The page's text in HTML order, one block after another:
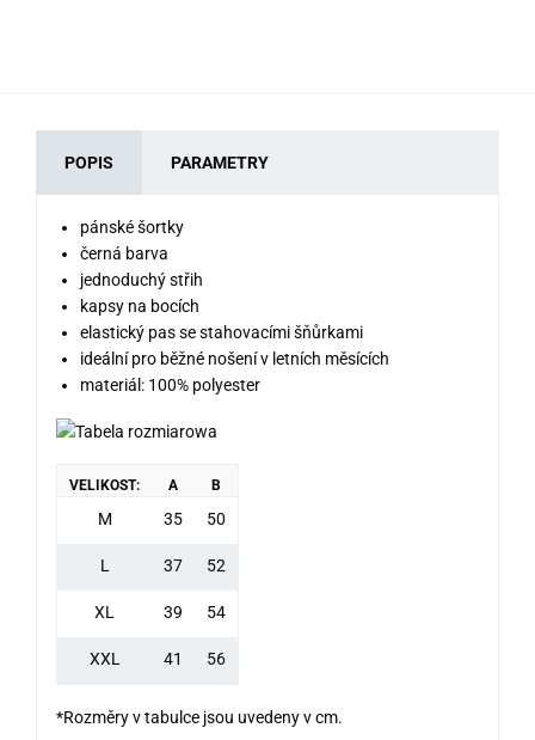
POPIS PARAMETRY
pánské šortky
černá barva
jednoduchý střih
kapsy na bocích
elastický pas se stahovacími šňůrkami
ideální pro běžné nošení v letních měsících
materiál: 100% polyester
VELIKOST: A B
M 35 50
L 37 52
XL 39 54
XXL 41 56
*Rozměry v tabulce jsou uvedeny v cm.